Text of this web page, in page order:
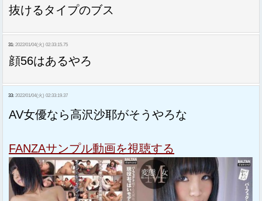
抜けるタイプのブス
31: 2022/01/04(火) 02:33:15.75
顔56はあるやろ
33: 2022/01/04(火) 02:33:19.37
AV女優なら高沢沙耶がそうやろな
FANZAサンプル動画を視聴する